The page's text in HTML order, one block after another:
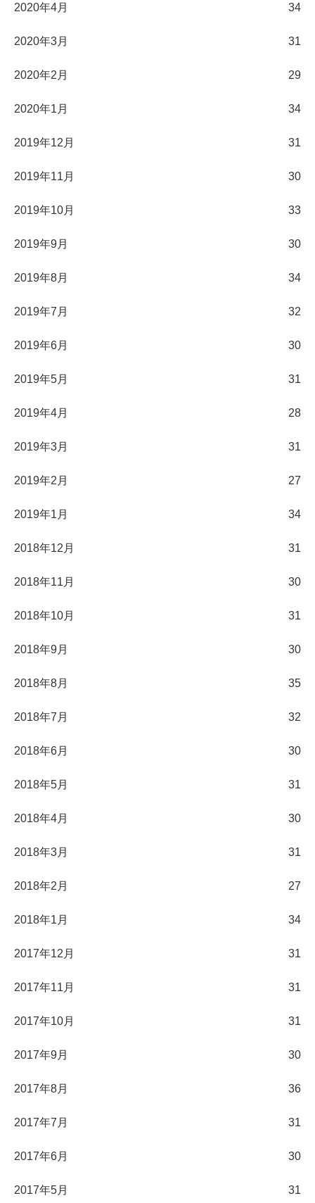
2020年4月 34
2020年3月 31
2020年2月 29
2020年1月 34
2019年12月 31
2019年11月 30
2019年10月 33
2019年9月 30
2019年8月 34
2019年7月 32
2019年6月 30
2019年5月 31
2019年4月 28
2019年3月 31
2019年2月 27
2019年1月 34
2018年12月 31
2018年11月 30
2018年10月 31
2018年9月 30
2018年8月 35
2018年7月 32
2018年6月 30
2018年5月 31
2018年4月 30
2018年3月 31
2018年2月 27
2018年1月 34
2017年12月 31
2017年11月 31
2017年10月 31
2017年9月 30
2017年8月 36
2017年7月 31
2017年6月 30
2017年5月 31